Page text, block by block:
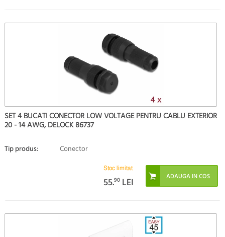
SET 4 BUCATI CONECTOR LOW VOLTAGE PENTRU CABLU EXTERIOR
20 - 14 AWG, DELOCK 86737
Tip produs: Conector
Stoc limitat
55.90 LEI